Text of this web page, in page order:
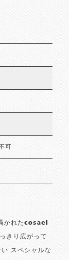
可
かれたcosael
きり広がって
スペシャルな